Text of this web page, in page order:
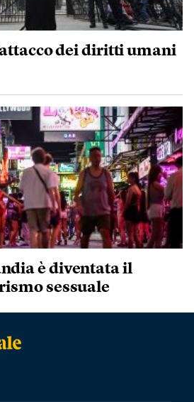
dei diritti umani
è diventata il
sessuale